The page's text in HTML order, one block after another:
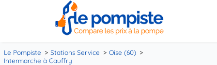
Le Pompiste Stations Service
Oise (60)
Intermarche à Cauffry